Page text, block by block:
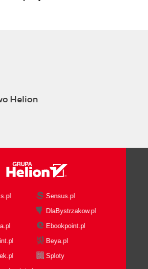
Helion
Sensus.pl
DlaBystrzakow.pl
Ebookpoint.pl
Beya.pl
Sploty